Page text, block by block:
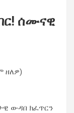
ሰሙናዊ
ዘለዎ)
ውዳበ ክፈጥርን